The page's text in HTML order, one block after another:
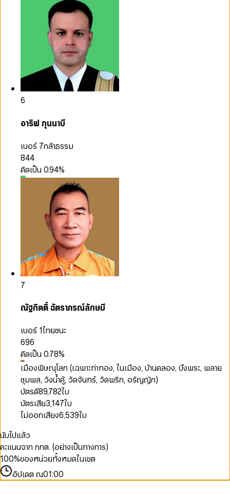
6
อาริฟ กุนนาบี
เบอร์ 7กล้าธรรม
844
คิดเป็น0.94%
7
ณัฐกิตติ์ ฉัตราภรณ์ลักษมี
เบอร์ 1ไทยชนะ
696
คิดเป็น0.78%
เมืองพิษณุโลก (เฉพาะท่าทอง, ในเมือง, บ้านคลอง, บึงพระ, พลาย
ชุมพล, วังน้ำคู้, วัดจันทร์, วัดพริก, อรัญญิก)
บัตรดี89,782ใบ
บัตรเสีย3,147ใบ
ไม่ออกเสียง6,539ใบ
นับไปแล้ว
คะแนนจาก กกต. (อย่างเป็นทางการ)
100%ของหน่วยทั้งหมดในเขต
อัปเดต ณ01:00